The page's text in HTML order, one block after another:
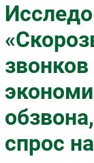
Интернет
Интеграция
Рынок ПК
Маркетинг
спрос